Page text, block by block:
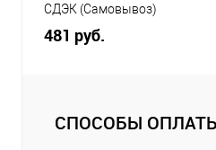
СДЭК (Самовывоз)
481 руб.
СПОСОБЫ